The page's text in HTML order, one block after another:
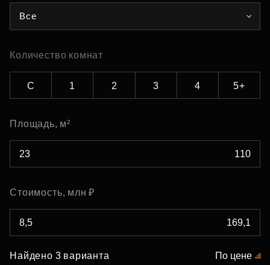
Все
Количество комнат
С 1 2 3 4 5+
Площадь, м²
Стоимость, млн ₽
Найдено 3 варианта По цене